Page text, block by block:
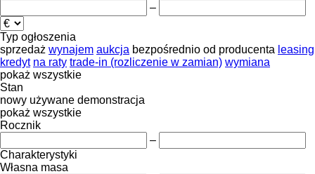
–
Typ ogłoszenia
sprzedaż wynajem aukcja bezpośrednio od producenta leasing
kredyt na raty trade-in (rozliczenie w zamian) wymiana
pokaż wszystkie
Stan
nowy używane demonstracja
pokaż wszystkie
Rocznik
–
Charakterystyki
Własna masa